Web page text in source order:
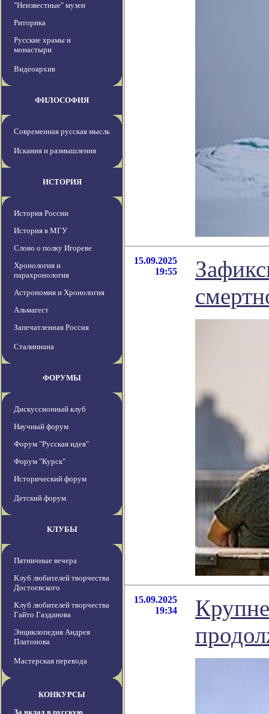
"Неизвестные" музеи
Риторика
Русские храмы и
монастыри
Видеоархив
ФИЛОСОФИЯ
Современная русская мысль
Искания и размышления
ИСТОРИЯ
История России
История в МГУ
Слово о полку Игореве
Хронология и
парахронология
Астрономия и Хронология
Альмагест
Запечатленная Россия
Сталиниана
ФОРУМЫ
Дискуссионный клуб
Научный форум
Форум "Русская идея"
Форум "Курск"
Исторический форум
Детский форум
КЛУБЫ
Пятничные вечера
Клуб любителей творчества
Достоевского
Клуб любителей творчества
Гайто Газданова
Энциклопедия Андрея
Платонова
Мастерская перевода
КОНКУРСЫ
За вклад в русскую
15.09.2025
19:55
15.09.2025
19:34